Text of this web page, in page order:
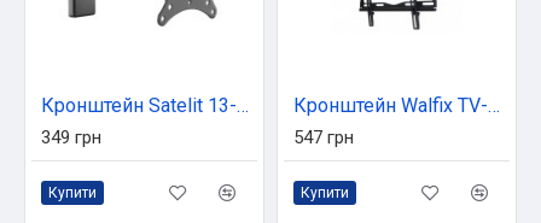
Кронштейн Satelit 13-32PIVOT100 (250518)
349 грн
Купити
Кронштейн Walfix TV-40B
547 грн
Купити